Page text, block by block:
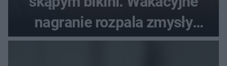
nagranie rozpala zmysły
fanów